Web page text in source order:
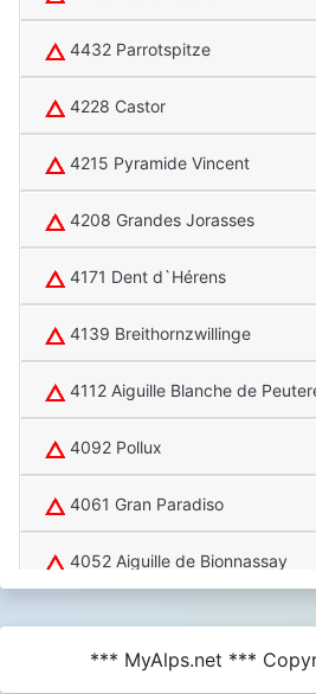
4432 Parrotspitze
4228 Castor
4215 Pyramide Vincent
4208 Grandes Jorasses
4171 Dent d`Hérens
4139 Breithornzwillinge
4112 Aiguille Blanche de
4092 Pollux
4061 Gran Paradiso
4052 Aiguille de Bionnassay
4013 Dent du Géant
*** MyAlps.net ***